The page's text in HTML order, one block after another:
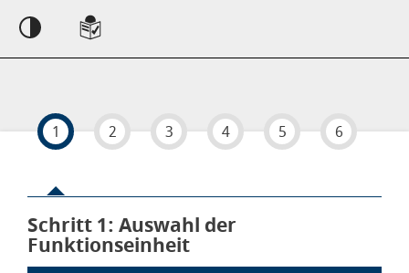
1 2 3 4 5 6
Schritt 1von 6
: Auswahl der
Funktionseinheit